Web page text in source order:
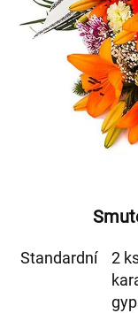
Standardní
2